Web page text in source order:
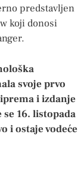
predstavljen
koji donosi
svoje prvo
i izdanje
16. listopada
i ostaje vodeće